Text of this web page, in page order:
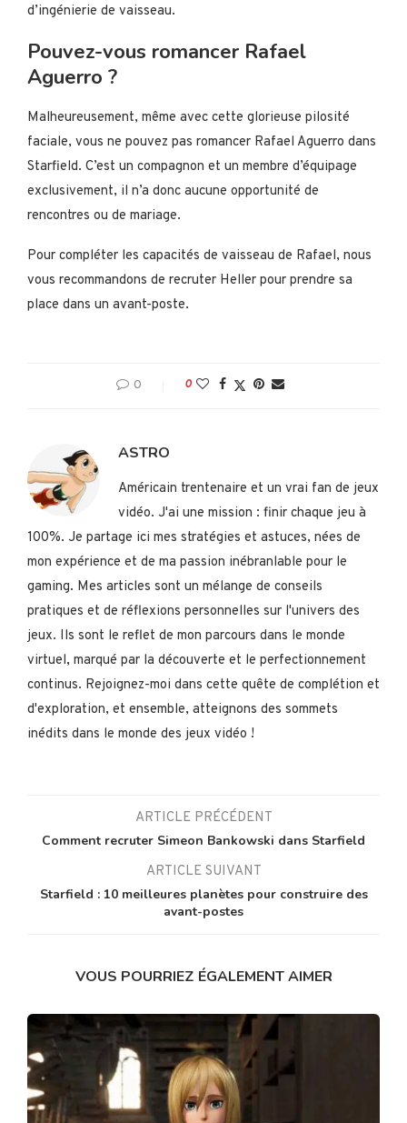
d’ingénierie de vaisseau.
Pouvez-vous romancer Rafael
Aguerro ?
Malheureusement, même avec cette glorieuse pilosité
faciale, vous ne pouvez pas romancer Rafael Aguerro dans
Starfield. C’est un compagnon et un membre d’équipage
exclusivement, il n’a donc aucune opportunité de
rencontres ou de mariage.
Pour compléter les capacités de vaisseau de Rafael, nous
vous recommandons de recruter Heller pour prendre sa
place dans un avant-poste.
0 0
ASTRO
Américain trentenaire et un vrai fan de jeux
vidéo. J'ai une mission : finir chaque jeu à
100%. Je partage ici mes stratégies et astuces, nées de
mon expérience et de ma passion inébranlable pour le
gaming. Mes articles sont un mélange de conseils
pratiques et de réflexions personnelles sur l'univers des
jeux. Ils sont le reflet de mon parcours dans le monde
virtuel, marqué par la découverte et le perfectionnement
continus. Rejoignez-moi dans cette quête de complétion et
d'exploration, et ensemble, atteignons des sommets
inédits dans le monde des jeux vidéo !
ARTICLE PRÉCÉDENT
Comment recruter Simeon Bankowski dans Starfield
ARTICLE SUIVANT
Starfield : 10 meilleures planètes pour construire des
avant-postes
VOUS POURRIEZ ÉGALEMENT AIMER